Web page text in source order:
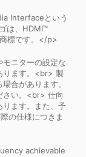
Interfaceという
は、HDMI™
標です。</p>
ニターの設定な
ります。<br> 製
合があります。
さい。<br> 仕向
ります。また、予
の仕様につきま
achievable